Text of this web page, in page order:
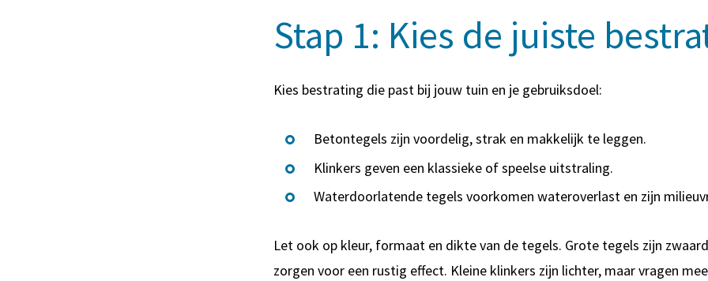
Stap 1: Kies de juiste
Kies bestrating die past bij jouw tuin en je gebruiksdoel:
Betontegels zijn voordelig, strak en makkelijk te leggen.
Klinkers geven een klassieke of speelse uitstraling.
Waterdoorlatende tegels voorkomen wateroverlast en zijn
Let ook op kleur, formaat en dikte van de tegels. Grote tegels zijn
zorgen voor een rustig effect. Kleine klinkers zijn lichter, maar vragen